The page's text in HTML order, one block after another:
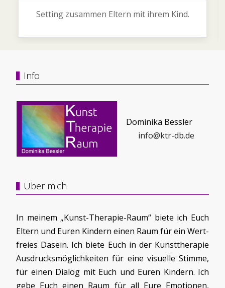
Setting zusammen Eltern mit ihrem Kind.
Info
Dominika Bessler
info@ktr-db.de
Über mich
In meinem „Kunst-Therapie-Raum“ biete ich Euch
Eltern und Euren Kindern einen Raum für ein Wert-
freies Dasein. Ich biete Euch in der Kunsttherapie
Ausdrucksmöglichkeiten für eine visuelle Stimme,
für einen Dialog mit Euch und Euren Kindern. Ich
gebe Euch einen Raum für all Eure Emotionen,